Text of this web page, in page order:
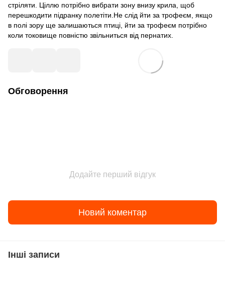
стріляти. Ціллю потрібно вибрати зону внизу крила, щоб
перешкодити підранку полетіти.Не слід йти за трофеєм, якщо
в полі зору ще залишаються птиці, йти за трофеєм потрібно
коли токовище повністю звільниться від пернатих.
Обговорення
Додайте перший відгук
Новий коментар
Інші записи